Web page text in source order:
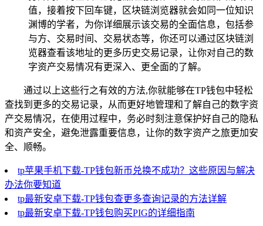
值，接着按下回车键，区块链浏览器就会如同一位知识
渊博的学者，为你详细展示该交易的全面信息，包括参
与方、交易时间、交易状态等，你还可以通过区块链浏
览器查看该地址的更多历史交易记录，让你对自己的数
字资产交易情况有更深入、更全面的了解。
通过以上这些行之有效的方法,你就能够在TP钱包中轻松
查找到更多的交易记录，从而更好地管理和了解自己的数字资
产交易情况，在使用过程中，务必时刻注意保护好自己的隐私
和资产安全，避免泄露重要信息，让你的数字资产之旅更加安
全、顺畅。
tp苹果手机下载-TP钱包新币兑换不成功？这些原因与解决
办法你要知道
tp最新安卓下载-TP钱包查更多查询记录的方法详解
tp最新安卓下载-TP钱包购买PIG的详细指南